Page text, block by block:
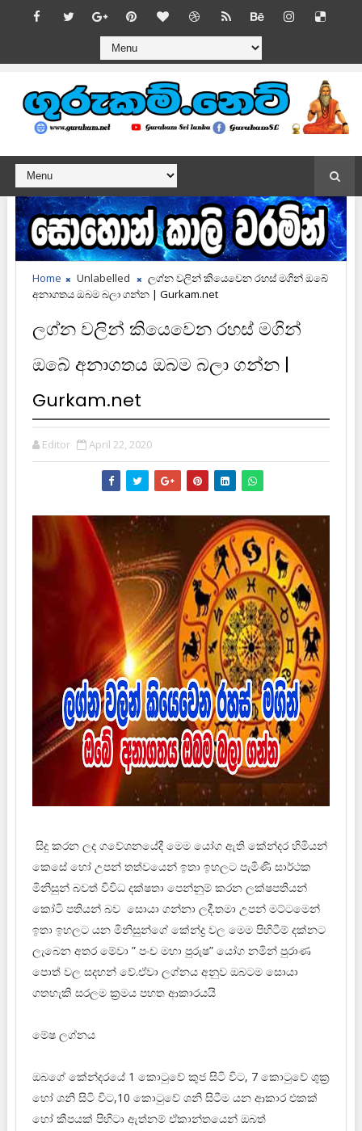
Home Unlabelled
ලග්න වලින් කියෙවෙන රහස් මගින් ඔබේ
අනාගතය ඔබම බලා ගන්න | Gurkam.net
ලග්න වලින් කියෙවෙන රහස් මගින්
ඔබේ අනාගතය ඔබම බලා ගන්න |
Gurkam.net
Editor April 22, 2020
සිදු කරන ලද ගවේශනයේදී මෙම යෝග ඇති කේන්දර හිමියන්
කෙසේ හෝ උපන් තත්වයෙන් ඉතා ඉහලට පැමිණි සාර්ථක
මිනිසුන් බවත් විවිධ දක්ෂතා පෙන්නුම් කරන ලක්ෂපතියන්
කෝටි පතියන් බව සොයා ගන්නා ලදී.තමා උපන් මට්ටමෙන්
ඉතා ඉහලට යන මිනිසුන්ගේ කේන්ද්‍ර වල මෙම පිහිටීම් දක්නට
ලැබෙන අතර මේවා ” පංච මහා පුරුෂ” යෝග නමින් පුරාණ
පොත් වල සදහන් වේ.ඒවා ලග්නය අනුව ඔබටම සොයා
ගතහැකි සරලම ක්‍රමය පහත ආකාරයයි
මේෂ ලග්නය
ඔබගේ කේන්දරයේ 1 කොටුවේ කුජ සිටි විට, 7 කොටුවේ ශුක්‍ර
හෝ ශනි සිටි විට,10 කොටුවේ ශනි සිටීම යන ආකාර එකක්
හෝ කීපයක් පිහිටා ඇත්නම් ඒකාන්තයෙන් ඔබත්